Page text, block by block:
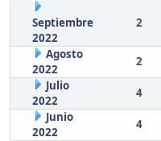
Septiembre
2022
2
Agosto
2022
2
Julio
2022
4
Junio
2022
4